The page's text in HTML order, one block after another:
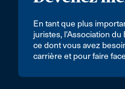
En tant que plus
juristes, l’Association
ce dont vous avez
carrière et pour faire